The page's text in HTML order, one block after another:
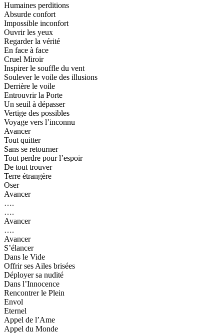
Humaines perditions
Absurde confort
Impossible inconfort
Ouvrir les yeux
Regarder la vérité
En face à face
Cruel Miroir
Inspirer le souffle du vent
Soulever le voile des illusions
Derrière le voile
Entrouvrir la Porte
Un seuil à dépasser
Vertige des possibles
Voyage vers l’inconnu
Avancer
Tout quitter
Sans se retourner
Tout perdre pour l’espoir
De tout trouver
Terre étrangère
Oser
Avancer
….
….
Avancer
….
Avancer
S’élancer
Dans le Vide
Offrir ses Ailes brisées
Déployer sa nudité
Dans l’Innocence
Rencontrer le Plein
Envol
Eternel
Appel de l’Ame
Appel du Monde